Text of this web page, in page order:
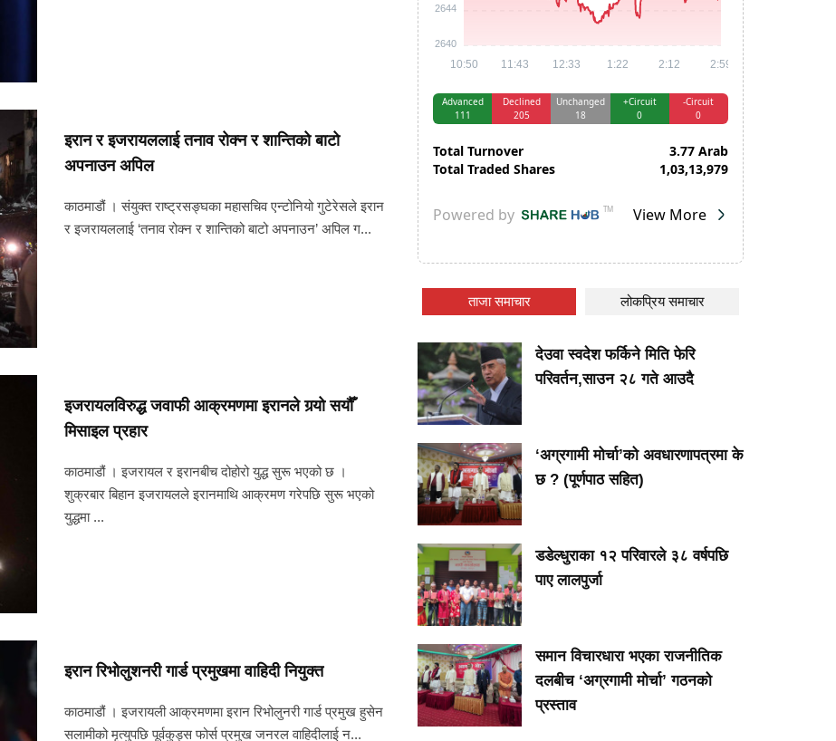
इरान र इजरायललाई तनाव रोक्न र शान्तिको बाटो
अपनाउन अपिल
काठमाडौं । संयुक्त राष्ट्रसङ्घका महासचिव एन्टोनियो गुटेरेसले इरान
र इजरायललाई ‘तनाव रोक्न र शान्तिको बाटो अपनाउन’ अपिल ग...
इजरायलविरुद्ध जवाफी आक्रमणमा इरानले गर्‍यो सयौँ
मिसाइल प्रहार
काठमाडौं । इजरायल र इरानबीच दोहोरो युद्ध सुरू भएको छ ।
शुक्रबार बिहान इजरायलले इरानमाथि आक्रमण गरेपछि सुरू भएको
युद्धमा ...
इरान रिभोलुशनरी गार्ड प्रमुखमा वाहिदी नियुक्त
काठमाडौं । इजरायली आक्रमणमा इरान रिभोलुनरी गार्ड प्रमुख हुसेन
सलामीको मृत्युपछि पूर्वकुड्स फोर्स प्रमुख जनरल वाहिदीलाई न...
ताजा समाचार लोकप्रिय समाचार
देउवा स्वदेश फर्किने मिति फेरि
परिवर्तन,साउन २८ गते आउदै
‘अग्रगामी मोर्चा’को अवधारणापत्रमा के
छ ? (पूर्णपाठ सहित)
डडेल्धुराका १२ परिवारले ३८ वर्षपछि
पाए लालपुर्जा
समान विचारधारा भएका राजनीतिक
दलबीच ‘अग्रगामी मोर्चा’ गठनको
प्रस्ताव